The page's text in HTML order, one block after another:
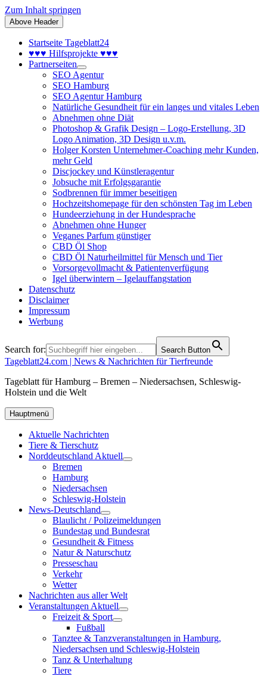
Zum Inhalt springen
Above Header
Startseite Tageblatt24
♥♥♥ Hilfsprojekte ♥♥♥
Partnerseiten
SEO Agentur
SEO Hamburg
SEO Agentur Hamburg
Natürliche Gesundheit für ein langes und vitales Leben
Abnehmen ohne Diät
Photoshop & Grafik Design – Logo-Erstellung, 3D
Logo Animation, 3D Design u.v.m.
Holger Korsten Unternehmer-Coaching mehr Kunden,
mehr Geld
Discjockey und Künstleragentur
Jobsuche mit Erfolgsgarantie
Sodbrennen für immer beseitigen
Hochzeitshomepage für den schönsten Tag im Leben
Hundeerziehung in der Hundesprache
Abnehmen ohne Hunger
Veganes Parfum günstiger
CBD Öl Shop
CBD Öl Naturheilmittel für Mensch und Tier
Vorsorgevollmacht & Patientenverfügung
Igel überwintern – Igelauffangstation
Datenschutz
Disclaimer
Impressum
Werbung
Search for: Search Button
Tageblatt24.com | News & Nachrichten für Tierfreunde
Tageblatt für Hamburg – Bremen – Niedersachsen, Schleswig-
Holstein und die Welt
Hauptmenü
Aktuelle Nachrichten
Tiere & Tierschutz
Norddeutschland Aktuell
Bremen
Hamburg
Niedersachsen
Schleswig-Holstein
News-Deutschland
Blaulicht / Polizeimeldungen
Bundestag und Bundesrat
Gesundheit & Fitness
Natur & Naturschutz
Presseschau
Verkehr
Wetter
Nachrichten aus aller Welt
Veranstaltungen Aktuell
Freizeit & Sport
Fußball
Tanztee & Tanzveranstaltungen in Hamburg,
Niedersachsen und Schleswig-Holstein
Tanz & Unterhaltung
Tiere